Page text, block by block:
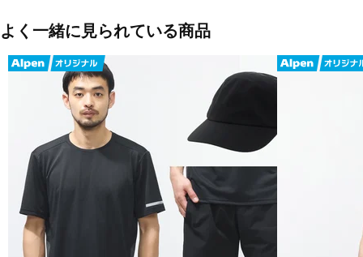
◇吸水速乾・UVカット
■カラー:
ホワイト×ライトグレー
ブラック×ダークグレー
■素材:ポリエステル100%
■生産国:ミャンマー
■2025年モデル
よく一緒に見られている商品